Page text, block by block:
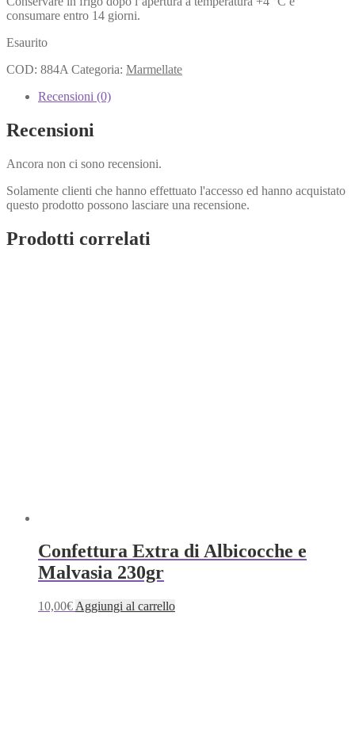
consumare entro 14 giorni.
Esaurito
COD: 884A Categoria: Marmellate
Recensioni (0)
Recensioni
Ancora non ci sono recensioni.
Solamente clienti che hanno effettuato l'accesso ed hanno acquistato
questo prodotto possono lasciare una recensione.
Prodotti correlati
Confettura Extra di Albicocche e
Malvasia 230gr
10,00€ Aggiungi al carrello